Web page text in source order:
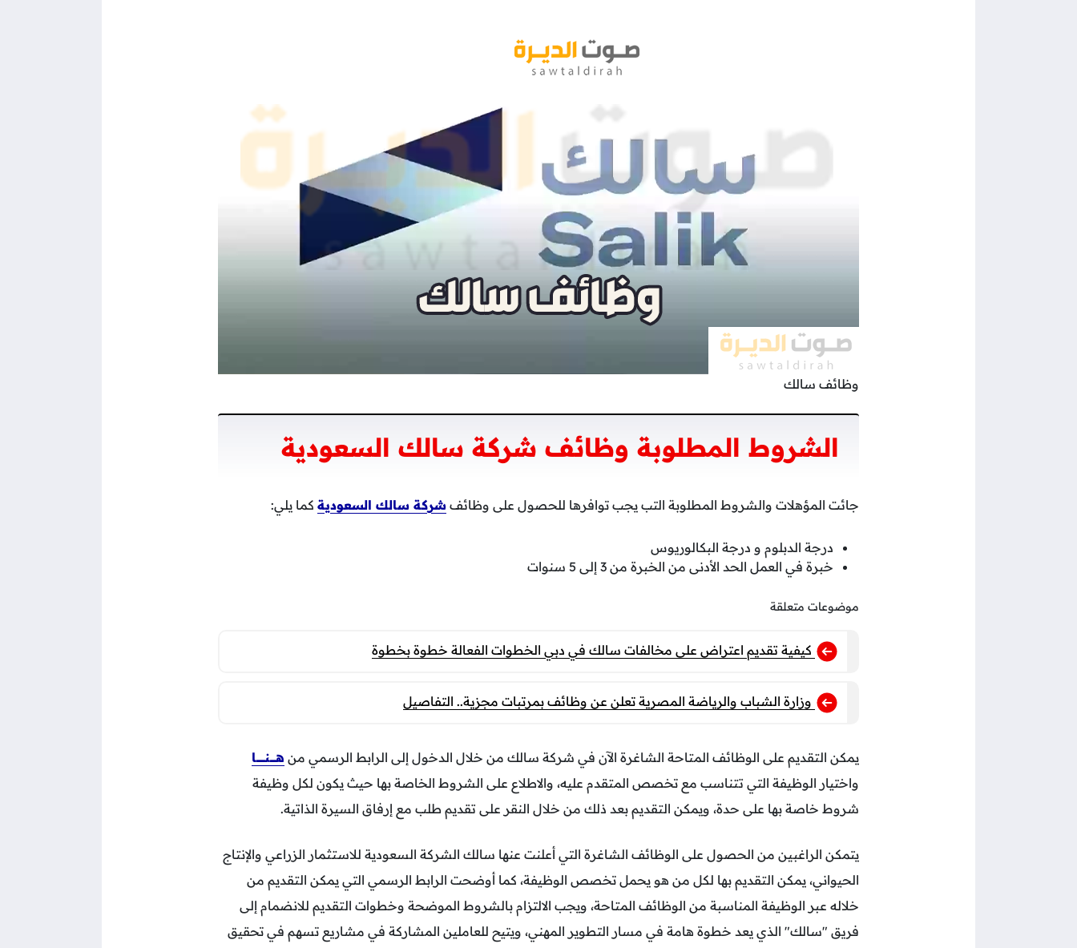
وظائف سالك
الشروط المطلوبة وظائف شركة سالك السعودية
جائت المؤهلات والشروط المطلوبة التب يجب توافرها للحصول على وظائف شركة سالك السعودية كما يلي:
درجة الدبلوم و درجة البكالوريوس
خبرة في العمل الحد الأدنى من الخبرة من 3 إلى 5 سنوات
موضوعات متعلقة
كيفية تقديم اعتراض على مخالفات سالك في دبي الخطوات الفعالة خطوة بخطوة
وزارة الشباب والرياضة المصرية تعلن عن وظائف بمرتبات مجزية.. التفاصيل
يمكن التقديم على الوظائف المتاحة الشاغرة الآن في شركة سالك من خلال الدخول إلى الرابط الرسمي من هـــــــنــــــــــا
واختيار الوظيفة التي تتناسب مع تخصص المتقدم عليه، والاطلاع على الشروط الخاصة بها حيث يكون لكل وظيفة
شروط خاصة بها على حدة، ويمكن التقديم بعد ذلك من خلال النقر على تقديم طلب مع إرفاق السيرة الذاتية.
يتمكن الراغبين من الحصول على الوظائف الشاغرة التي أعلنت عنها سالك الشركة السعودية للاستثمار الزراعي والإنتاج
الحيواني، يمكن التقديم بها لكل من هو يحمل تخصص الوظيفة، كما أوضحت الرابط الرسمي التي يمكن التقديم من
خلاله عبر الوظيفة المناسبة من الوظائف المتاحة، ويجب الالتزام بالشروط الموضحة وخطوات التقديم للانضمام إلى
فريق "سالك" الذي يعد خطوة هامة في مسار التطوير المهني، ويتيح للعاملين المشاركة في مشاريع تسهم في تحقيق